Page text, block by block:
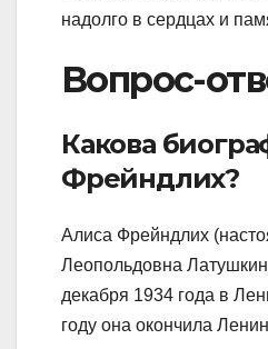
надолго в сердцах и
Вопрос-
Какова
Фрейндлих?
Алиса Фрейндлих
Леопольдовна
декабря 1934 года в
году она окончила